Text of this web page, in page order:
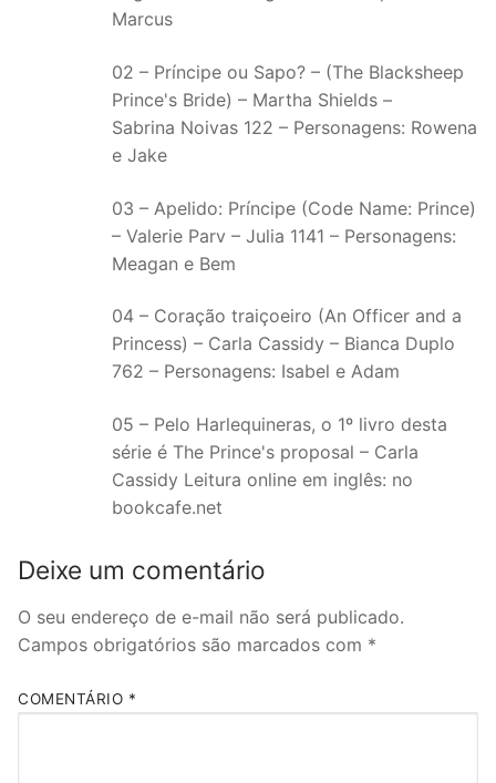
Marcus
02 – Príncipe ou Sapo? – (The Blacksheep
Prince's Bride) – Martha Shields –
Sabrina Noivas 122 – Personagens: Rowena
e Jake
03 – Apelido: Príncipe (Code Name: Prince)
– Valerie Parv – Julia 1141 – Personagens:
Meagan e Bem
04 – Coração traiçoeiro (An Officer and a
Princess) – Carla Cassidy – Bianca Duplo
762 – Personagens: Isabel e Adam
05 – Pelo Harlequineras, o 1º livro desta
série é The Prince's proposal – Carla
Cassidy Leitura online em inglês: no
bookcafe.net
Deixe um comentário
O seu endereço de e-mail não será publicado.
Campos obrigatórios são marcados com *
COMENTÁRIO *